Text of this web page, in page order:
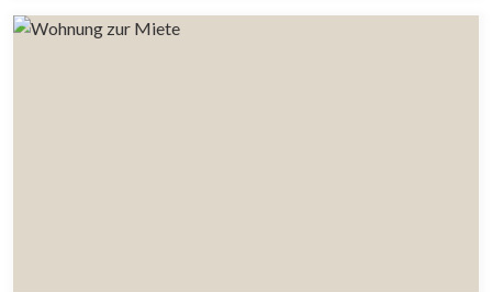
€ / m2 Für diese Immobilie liegt kein staatliches
Informationszertifikat über Referenzmietpreise vor.In